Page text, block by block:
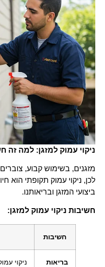
ניקוי עמוק למזגן: למה זה
מזגנים, בשימוש קבוע,
לכן, ניקוי עמוק תקופתי הוא
ביצועי המזגן ובריאותנו.
חשיבות ניקוי עמוק למזגן:
חשיבות
בריאות
ניקוי